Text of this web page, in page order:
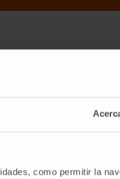
como permitir la
INNOVACIÓN